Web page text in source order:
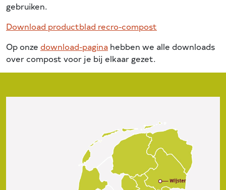
gebruiken.
Download productblad recro-compost
Op onze download-pagina hebben we alle downloads
over compost voor je bij elkaar gezet.